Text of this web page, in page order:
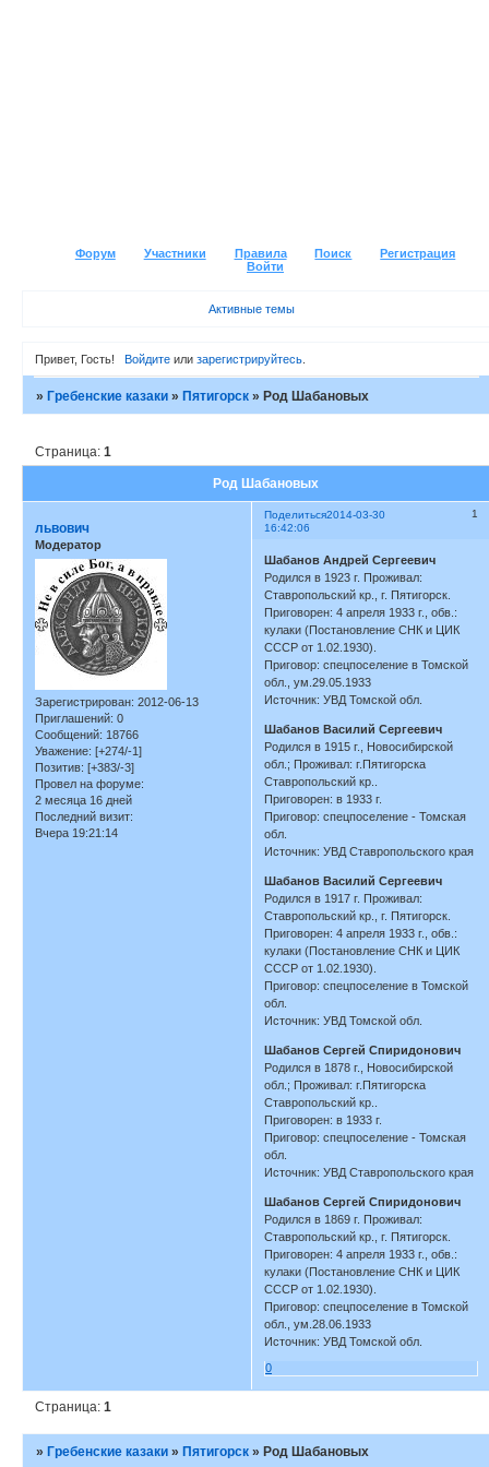
Форум Участники Правила Поиск
Регистрация
Войти
Активные темы
Привет, Гость! Войдитеили зарегистрируйтесь.
»Гребенские казаки »Пятигорск »Род Шабановых
Род Шабановых
Страница:1
Поделиться 1
2014-03-30
16:42:06
львович
Модератор
Зарегистрирован: 2012-06-13
Приглашений: 0
Сообщений: 18766
Уважение: [+274/-1]
Позитив: [+383/-3]
Провел на форуме:
2 месяца 16 дней
Последний визит:
Вчера 19:21:14
Шабанов Андрей Сергеевич
Родился в 1923 г. Проживал:
Ставропольский кр., г. Пятигорск.
Приговорен: 4 апреля 1933 г., обв.:
кулаки (Постановление СНК и ЦИК
СССР от 1.02.1930).
Приговор: спецпоселение в Томской
обл., ум.29.05.1933
Источник: УВД Томской обл.
Шабанов Василий Сергеевич
Родился в 1915 г., Новосибирской
обл.; Проживал: г.Пятигорска
Ставропольский кр..
Приговорен: в 1933 г.
Приговор: спецпоселение - Томская
обл.
Источник: УВД Ставропольского края
Шабанов Василий Сергеевич
Родился в 1917 г. Проживал:
Ставропольский кр., г. Пятигорск.
Приговорен: 4 апреля 1933 г., обв.:
кулаки (Постановление СНК и ЦИК
СССР от 1.02.1930).
Приговор: спецпоселение в Томской
обл.
Источник: УВД Томской обл.
Шабанов Сергей Спиридонович
Родился в 1878 г., Новосибирской
обл.; Проживал: г.Пятигорска
Ставропольский кр..
Приговорен: в 1933 г.
Приговор: спецпоселение - Томская
обл.
Источник: УВД Ставропольского края
Шабанов Сергей Спиридонович
Родился в 1869 г. Проживал:
Ставропольский кр., г. Пятигорск.
Приговорен: 4 апреля 1933 г., обв.:
кулаки (Постановление СНК и ЦИК
СССР от 1.02.1930).
Приговор: спецпоселение в Томской
обл., ум.28.06.1933
Источник: УВД Томской обл.
0
Страница:1
» Гребенские казаки » Пятигорск » Род Шабановых